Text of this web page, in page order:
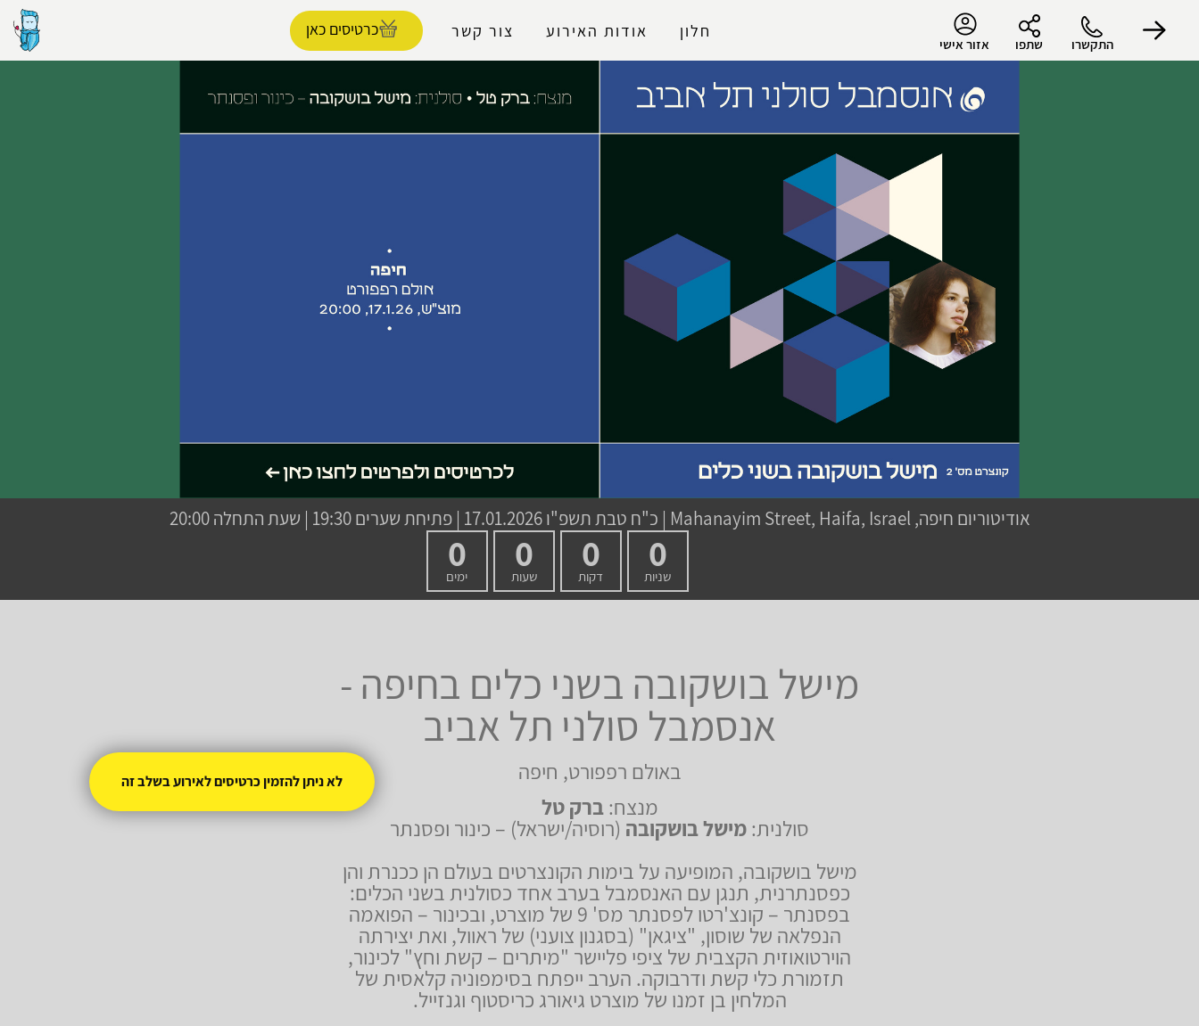
התקשרו שתפו אזור אישי
חלון אודות האירוע צור קשר כרטיסים כאן
הפרופיל שלי
אודיטוריום חיפה, Mahanayim Street, Haifa, Israel | כ"ח טבת תשפ"ו 17.01.2026 | פתיחת שערים 19:30 | שעת התחלה 20:00
0
שניות
0
דקות
0
שעות
0
ימים
מישל בושקובה בשני כלים בחיפה -
אנסמבל סולני תל אביב
באולם רפפורט, חיפה
מנצח:ברק טל
סולנית:מישל בושקובה (רוסיה/ישראל) – כינור ופסנתר
מישל בושקובה, המופיעה על בימות הקונצרטים בעולם הן ככנרת והן
כפסנתרנית, תנגן עם האנסמבל בערב אחד כסולנית בשני הכלים:
בפסנתר – קונצ'רטו לפסנתר מס' 9 של מוצרט, ובכינור – הפואמה
הנפלאה של שוסון, "ציגאן" (בסגנון צועני) של ראוול, ואת יצירתה
הוירטואוזית הקצבית של ציפי פליישר "מיתרים – קשת וחץ" לכינור,
תזמורת כלי קשת ודרבוקה. הערב ייפתח בסימפוניה קלאסית של
המלחין בן זמנו של מוצרט גיאורג כריסטוף וגנזייל.
לא ניתן להזמין כרטיסים לאירוע בשלב זה